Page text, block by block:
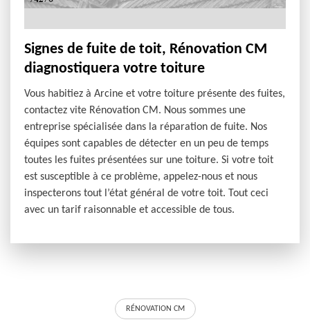
Signes de fuite de toit, Rénovation CM
diagnostiquera votre toiture
Vous habitiez à Arcine et votre toiture présente des fuites,
contactez vite Rénovation CM. Nous sommes une
entreprise spécialisée dans la réparation de fuite. Nos
équipes sont capables de détecter en un peu de temps
toutes les fuites présentées sur une toiture. Si votre toit
est susceptible à ce problème, appelez-nous et nous
inspecterons tout l’état général de votre toit. Tout ceci
avec un tarif raisonnable et accessible de tous.
RÉNOVATION CM